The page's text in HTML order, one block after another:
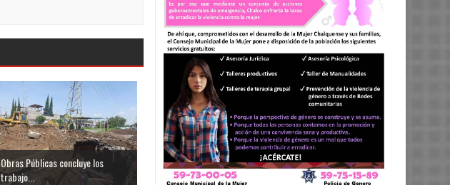
Obras Públicas concluye los
trabajo...